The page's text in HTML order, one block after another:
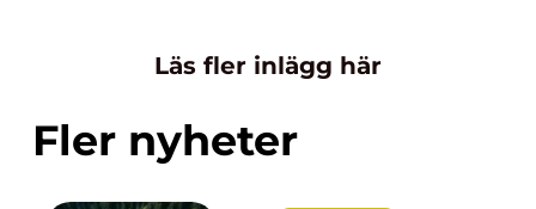
Läs fler inlägg här
Fler nyheter